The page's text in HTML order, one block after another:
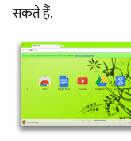
सकते हैं.